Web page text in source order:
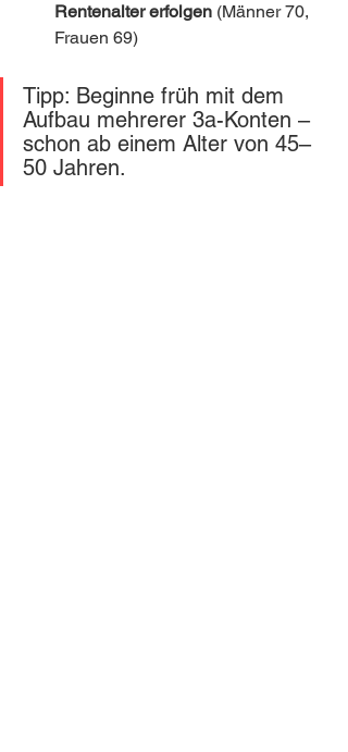
Rentenalter erfolgen (Männer 70,
Frauen 69)
Tipp: Beginne früh mit dem
Aufbau mehrerer 3a-Konten –
schon ab einem Alter von 45–
50 Jahren.